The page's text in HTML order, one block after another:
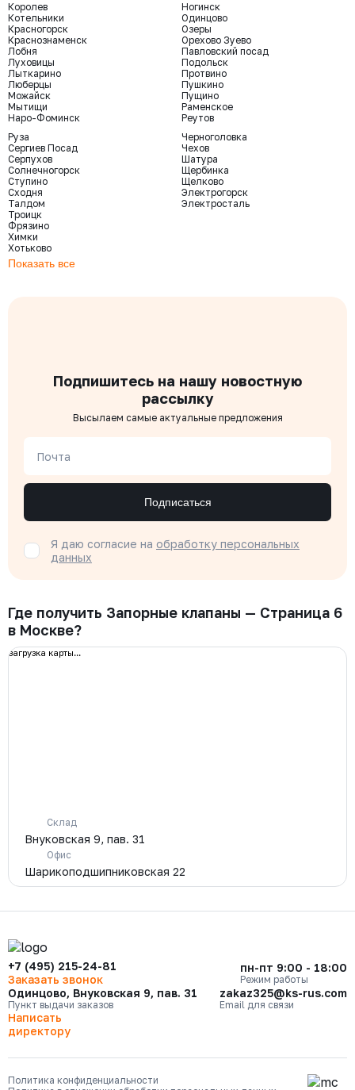
Королев
Котельники
Красногорск
Краснознаменск
Лобня
Луховицы
Лыткарино
Люберцы
Можайск
Мытищи
Наро-Фоминск
Ногинск
Одинцово
Озеры
Орехово Зуево
Павловский посад
Подольск
Протвино
Пушкино
Пущино
Раменское
Реутов
Руза
Сергиев Посад
Серпухов
Солнечногорск
Ступино
Сходня
Талдом
Троицк
Фрязино
Химки
Хотьково
Черноголовка
Чехов
Шатура
Щербинка
Щелково
Электрогорск
Электросталь
Показать все
Подпишитесь на нашу новостную
рассылку
Высылаем самые актуальные предложения
Почта
Подписаться
Я даю согласие на обработку персональных
данных
Где получить Запорные клапаны — Страница 6
в Москве?
загрузка карты...
Склад
Внуковская 9, пав. 31
Офис
Шарикоподшипниковская 22
+7 (495) 215-24-81
Заказать звонок
пн-пт 9:00 - 18:00
Режим работы
Одинцово, Внуковская 9, пав. 31
Пункт выдачи заказов
zakaz325@ks-rus.com
Email для связи
Написать
директору
Политика конфиденциальности